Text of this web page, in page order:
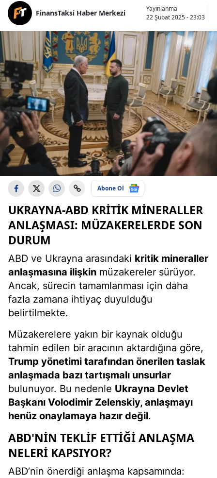
FinansTaksi Haber Merkezi
Yayınlanma
22 Şubat 2025 - 23:03
Abone Ol
UKRAYNA-ABD KRITIK MINERALLER
ANLAŞMASI: MÜZAKERELERDE SON
DURUM
ABD ve Ukrayna arasındaki kritik mineraller
anlaşmasına ilişkin müzakereler sürüyor.
Ancak, sürecin tamamlanması için daha
fazla zamana ihtiyaç duyulduğu
belirtilmekte.
Müzakerelere yakın bir kaynak olduğu
tahmin edilen bir aracının aktardığına göre,
Trump yönetimi tarafından önerilen taslak
anlaşmada bazı tartışmalı unsurlar
bulunuyor. Bu nedenle Ukrayna Devlet
Başkanı Volodimir Zelenskiy, anlaşmayı
henüz onaylamaya hazır değil.
ABD'NIN TEKLIF ETTIĞI ANLAŞMA
NELERI KAPSIYOR?
ABD’nin önerdiği anlaşma kapsamında: